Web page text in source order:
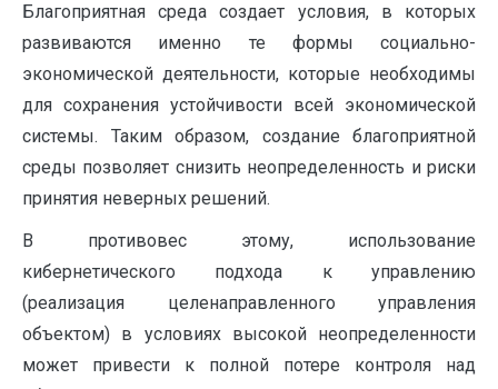
Благоприятная среда создает условия, в которых
развиваются именно те формы социально-
экономической деятельности, которые необходимы
для сохранения устойчивости всей экономической
системы. Таким образом, создание благоприятной
среды позволяет снизить неопределенность и риски
принятия неверных решений.
В противовес этому, использование
кибернетического подхода к управлению
(реализация целенаправленного управления
объектом) в условиях высокой неопределенности
может привести к полной потере контроля над